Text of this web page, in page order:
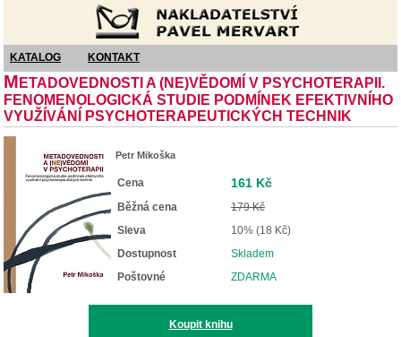
KATALOG KONTAKT
M ETADOVEDNOSTI A (NE)VĚDOMÍ V PSYCHOTERAPII.
FENOMENOLOGICKÁ STUDIE PODMÍNEK EFEKTIVNÍHO
VYUŽÍVÁNÍ PSYCHOTERAPEUTICKÝCH TECHNIK
Petr Mikoška
Cena 161 Kč
Běžná cena
179 Kč
Sleva
10% (18 Kč)
Dostupnost
Skladem
Poštovné
ZDARMA
Koupit knihu